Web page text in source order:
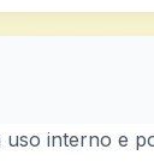
interno e